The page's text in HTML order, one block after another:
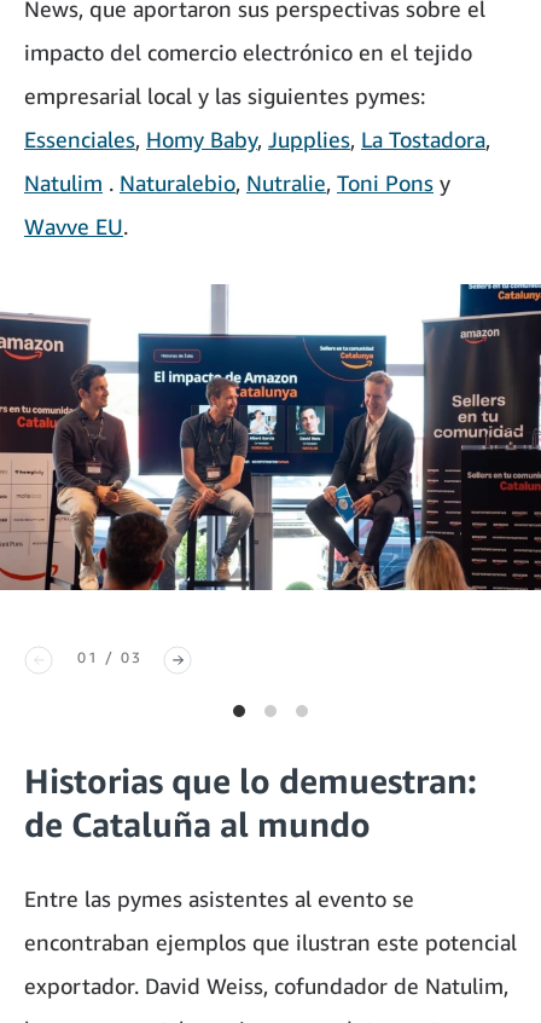
News, que aportaron sus perspectivas sobre el
impacto del comercio electrónico en el tejido
empresarial local y las siguientes pymes:
Essenciales, Homy Baby, Jupplies, La Tostadora,
Natulim . Naturalebio, Nutralie, Toni Pons y
Wavve EU.
01 / 03
Historias que lo demuestran:
de Cataluña al mundo
Entre las pymes asistentes al evento se
encontraban ejemplos que ilustran este potencial
exportador. David Weiss, cofundador de Natulim,